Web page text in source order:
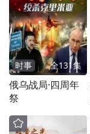
时事 全131集
俄乌战局·四周年
祭